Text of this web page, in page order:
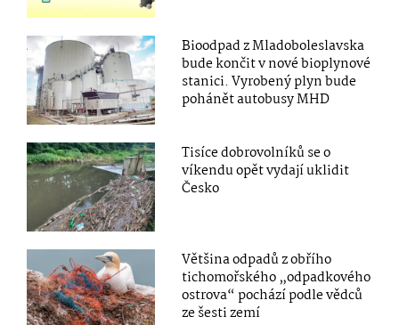
Bioodpad z Mladoboleslavska
bude končit v nové bioplynové
stanici. Vyrobený plyn bude
pohánět autobusy MHD
Tisíce dobrovolníků se o
víkendu opět vydají uklidit
Česko
Většina odpadů z obřího
tichomořského „odpadkového
ostrova“ pochází podle vědců
ze šesti zemí